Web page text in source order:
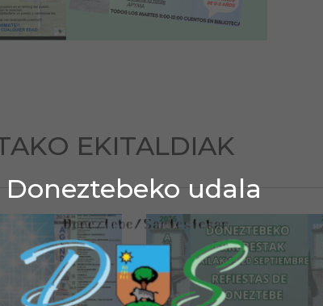
Doneztebeko udala
EKITALDIAK